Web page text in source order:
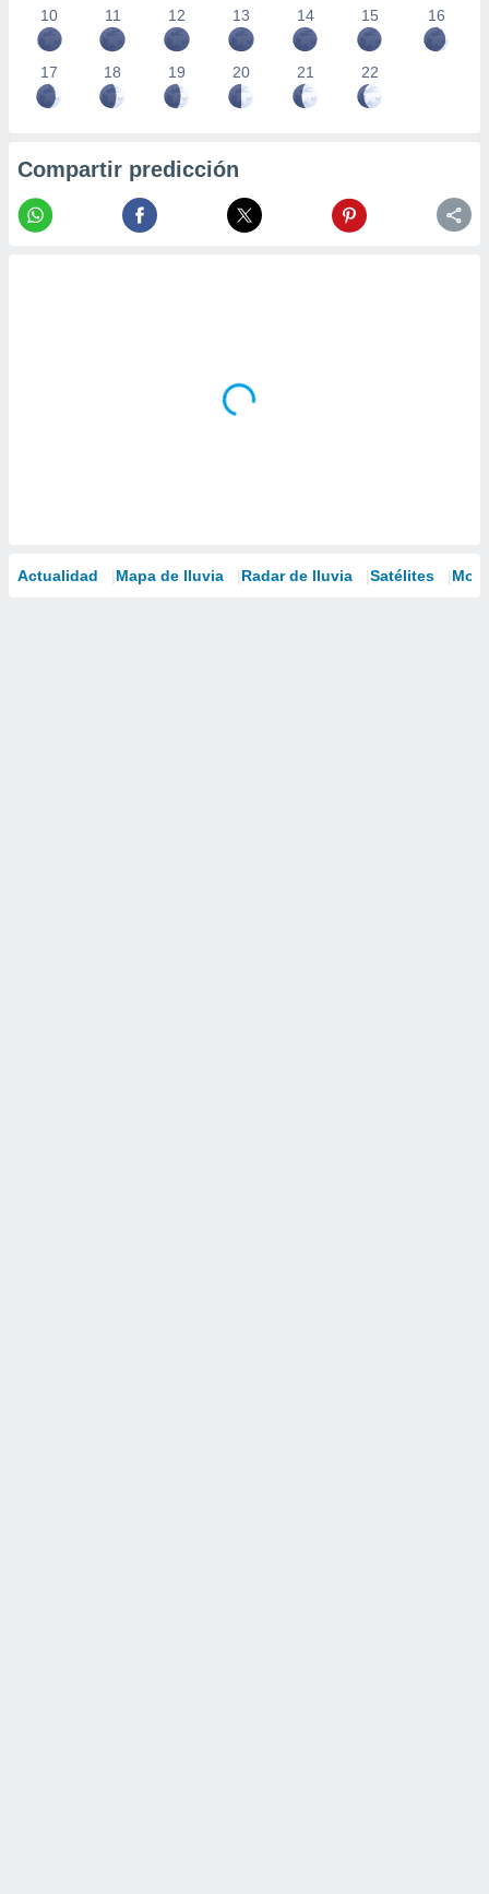
10 11 12 13 14 15 16
17 18 19 20 21 22
Compartir predicción
Actualidad Mapa de lluvia Radar de lluvia Satélites